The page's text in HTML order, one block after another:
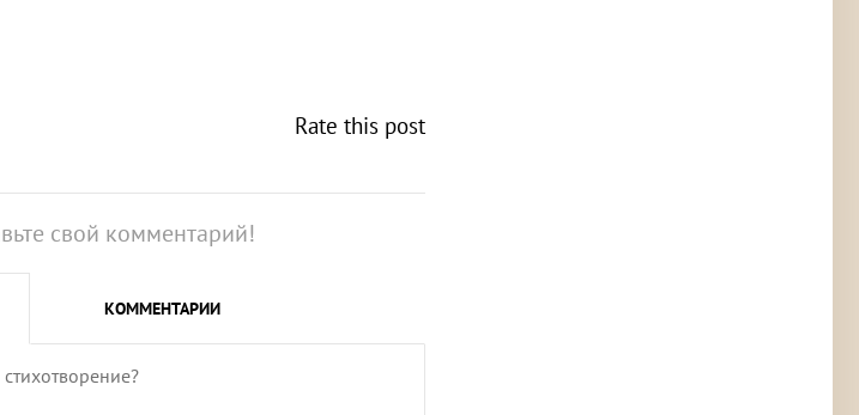
Rate this post
свой комментарий!
КОММЕНТАРИИ